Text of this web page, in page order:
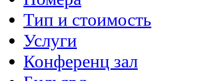
Тип и стоимость
Услуги
Конференц зал